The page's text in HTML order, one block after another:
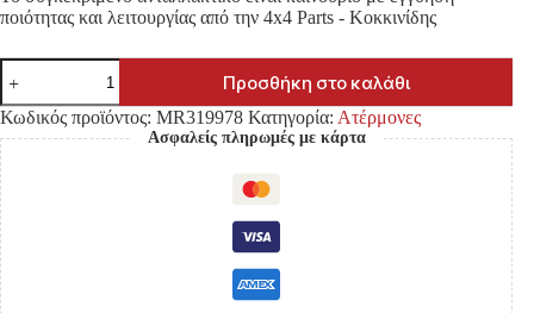
ποιότητας και λειτουργίας από την 4x4 Parts - Κοκκινίδης
ΑΤΕΡΜΟΝΑΣ
MITSUBISHI
K74/K75
'96-
'07
4D56
4G64
ΥΔΡΑΥΛΙΚΟΣ
ποσότητα
Προσθήκη στο καλάθι
Κωδικός προϊόντος: MR319978 Κατηγορία: Ατέρμονες
Ασφαλείς πληρωμές με κάρτα